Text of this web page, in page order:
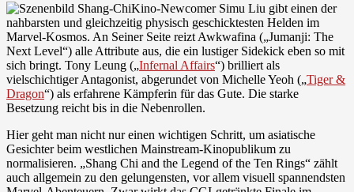
Kino-Newcomer Simu Liu gibt einen der
nahbarsten und gleichzeitig physisch geschicktesten Helden im
Marvel-Kosmos. An Seiner Seite reizt Awkwafina („Jumanji: The
Next Level“) alle Attribute aus, die ein lustiger Sidekick eben so mit
sich bringt. Tony Leung („Infernal Affairs“) brilliert als
vielschichtiger Antagonist, abgerundet von Michelle Yeoh („Tiger &
Dragon“) als erfahrene Kämpferin für das Gute. Die starke
Besetzung reicht bis in die Nebenrollen.
Hier geht man nicht nur einen wichtigen Schritt, um asiatische
Gesichter beim westlichen Mainstream-Kinopublikum zu
normalisieren. „Shang Chi and the Legend of the Ten Rings“ zählt
auch allgemein zu den gelungensten, vor allem visuell spannendsten